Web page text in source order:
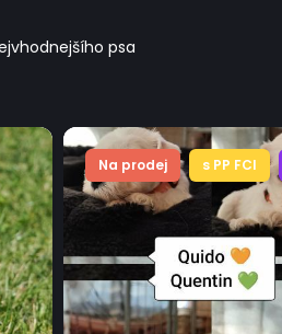
psa
Na prodej s PP FCI